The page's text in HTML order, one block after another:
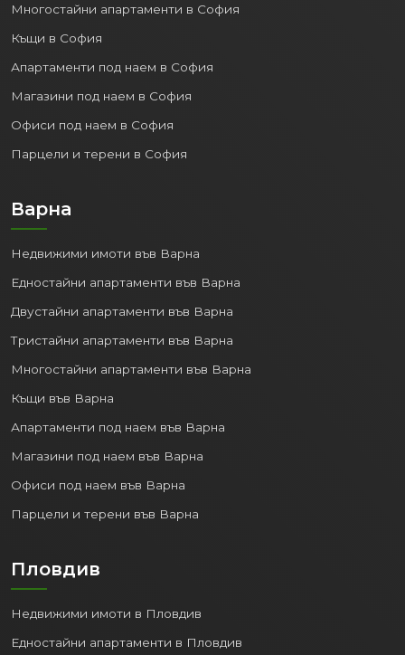
Многостайни апартаменти в София
Къщи в София
Апартаменти под наем в София
Магазини под наем в София
Офиси под наем в София
Парцели и терени в София
Варна
Недвижими имоти във Варна
Едностайни апартаменти във Варна
Двустайни апартаменти във Варна
Тристайни апартаменти във Варна
Многостайни апартаменти във Варна
Къщи във Варна
Апартаменти под наем във Варна
Магазини под наем във Варна
Офиси под наем във Варна
Парцели и терени във Варна
Пловдив
Недвижими имоти в Пловдив
Едностайни апартаменти в Пловдив